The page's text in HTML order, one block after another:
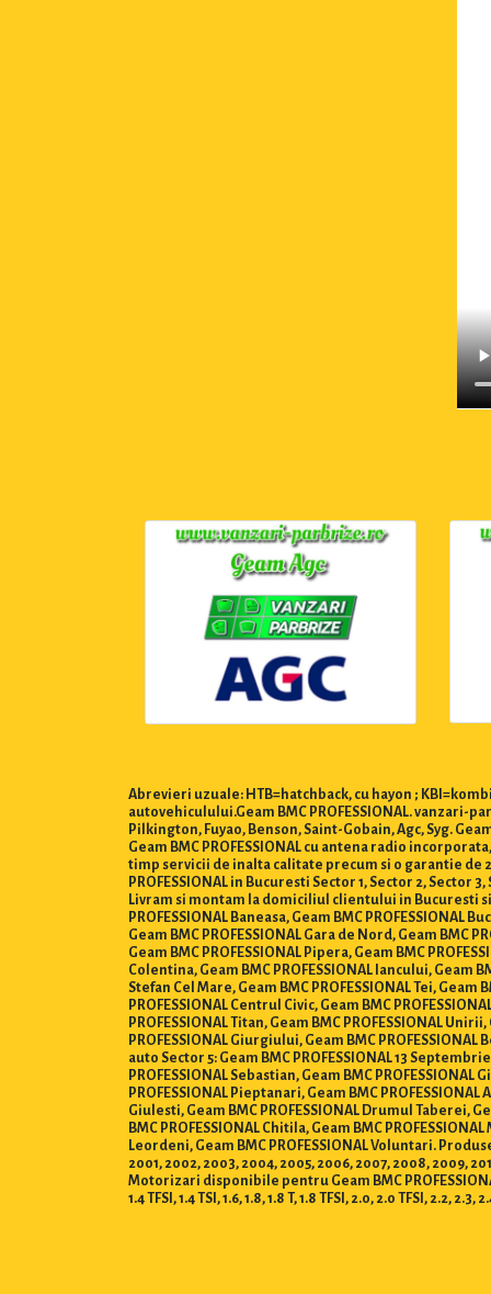
Abrevieri uzuale: HTB=hatchback, cu hayon ;
autovehiculului.Geam BMC PROFESSIONAL.
Pilkington, Fuyao, Benson, Saint-Gobain, Agc, Syg.
Geam BMC PROFESSIONAL cu antena radio
timp servicii de inalta calitate precum si o garantie de
PROFESSIONAL in Bucuresti Sector 1, Sector 2, Sector
Livram si montam la domiciliul clientului in Bucuresti si
PROFESSIONAL Baneasa, Geam BMC PROFESSIONAL
Geam BMC PROFESSIONAL Gara de Nord, Geam BMC
Geam BMC PROFESSIONAL Pipera, Geam BMC
Colentina, Geam BMC PROFESSIONAL Iancului, Geam
Stefan Cel Mare, Geam BMC PROFESSIONAL Tei, Geam
PROFESSIONAL Centrul Civic, Geam BMC
PROFESSIONAL Titan, Geam BMC PROFESSIONAL
PROFESSIONAL Giurgiului, Geam BMC
auto Sector 5: Geam BMC PROFESSIONAL 13
PROFESSIONAL Sebastian, Geam BMC
PROFESSIONAL Pieptanari, Geam BMC
Giulesti, Geam BMC PROFESSIONAL Drumul Taberei,
BMC PROFESSIONAL Chitila, Geam BMC
Leordeni, Geam BMC PROFESSIONAL Voluntari. Produse
2001, 2002, 2003, 2004, 2005, 2006, 2007, 2008, 2009,
Motorizari disponibile pentru Geam BMC PROFESSIONAL :
1.4 TFSI, 1.4 TSI, 1.6, 1.8, 1.8 T, 1.8 TFSI, 2.0, 2.0 TFSI, 2.2,